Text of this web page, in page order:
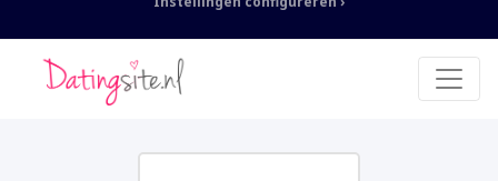
Nodig
Deze cookies kunnen niet worden